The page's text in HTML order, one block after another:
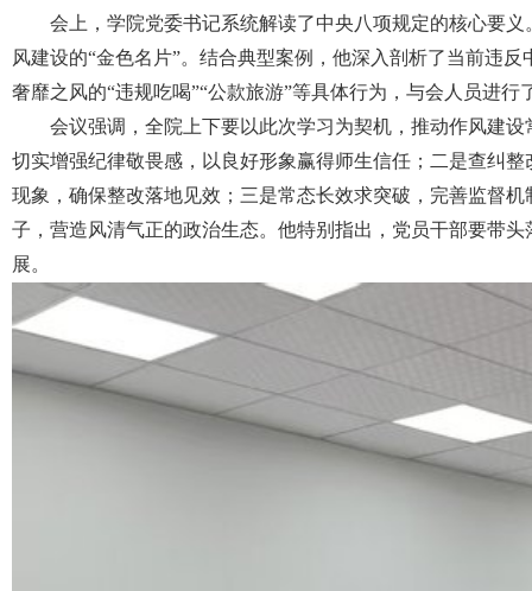
会上，学院党委书记系统解读了中央八项规定的核心要义
风建设的“金色名片”。结合典型案例，他深入剖析了当前违
奢靡之风的“违规吃喝”“公款旅游”等具体行为，与会人员进行
会议强调，全院上下要以此次学习为契机，推动作风建设
切实增强纪律敬畏感，以良好形象赢得师生信任；二是查纠
现象，确保整改落地见效；三是常态长效求突破，完善监督
子，营造风清气正的政治生态。他特别指出，党员干部要带
展。